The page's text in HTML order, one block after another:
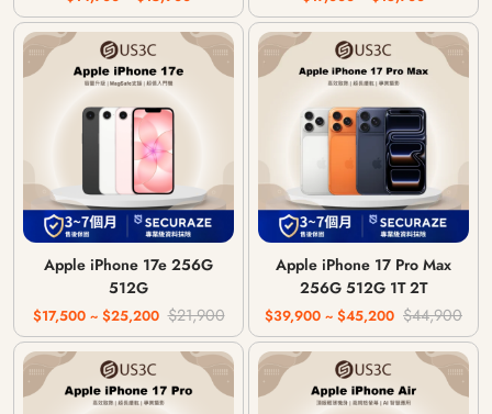
Apple iPhone 17e 256G
512G
$17,500 ~ $25,200 $21,900
Apple iPhone 17 Pro Max
256G 512G 1T 2T
$39,900 ~ $45,200 $44,900